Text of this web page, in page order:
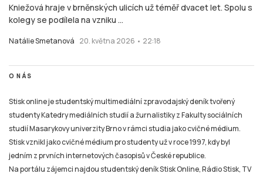
Kniežová hraje v brněnských ulicích už téměř dvacet let. Spolu s
kolegy se podílela na vzniku ...
Natálie Smetanová 20. května 2026 • 22:18
O NÁS
Stisk online je studentský multimediální zpravodajský deník tvořený
studenty Katedry mediálních studií a žurnalistiky z Fakulty sociálních
studií Masarykovy univerzity Brno v rámci studia jako cvičné médium.
Stisk vznikl jako cvičné médium pro studenty už v roce 1997, kdy byl
jedním z prvních internetových časopisů v České republice.
Na portálu zájemci najdou studentský deník Stisk Online, Rádio Stisk, TV